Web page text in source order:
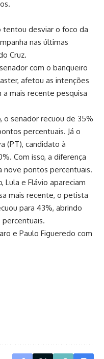
tentou desviar o foco da
nas últimas
Cruz.
com o banqueiro
afetou as intenções
mais recente pesquisa
o senador recuou de 35%
percentuais. Já o
(PT), candidato à
Com isso, a diferença
nove pontos percentuais.
Lula e Flávio apareciam
mais recente, o petista
para 43%, abrindo
e Paulo Figueredo com